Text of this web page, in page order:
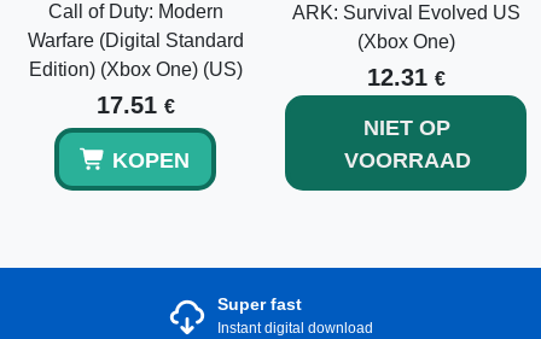
Call of Duty: Modern
Warfare (Digital Standard
Edition) (Xbox One) (US)
17.51 €
KOPEN
ARK: Survival Evolved US
(Xbox One)
12.31 €
NIET OP
VOORRAAD
Super fast
Instant digital download